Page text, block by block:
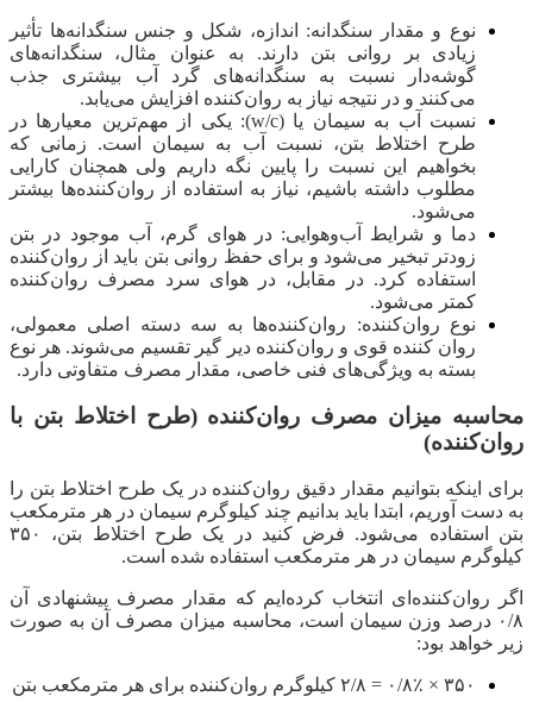
نوع و مقدار سنگدانه: اندازه، شکل و جنس سنگدانه‌ها تأثیر
زیادی بر روانی بتن دارند. به عنوان مثال، سنگدانه‌های
گوشه‌دار نسبت به سنگدانه‌های گرد آب بیشتری جذب
می‌کنند و در نتیجه نیاز به روان‌کننده افزایش می‌یابد.
نسبت آب به سیمان یا (w/c): یکی از مهم‌ترین معیارها در
طرح اختلاط بتن، نسبت آب به سیمان است. زمانی که
بخواهیم این نسبت را پایین نگه داریم ولی همچنان کارایی
مطلوب داشته باشیم، نیاز به استفاده از روان‌کننده‌ها بیشتر
می‌شود.
دما و شرایط آب‌وهوایی: در هوای گرم، آب موجود در بتن
زودتر تبخیر می‌شود و برای حفظ روانی بتن باید از روان‌کننده
استفاده کرد. در مقابل، در هوای سرد مصرف روان‌کننده
کمتر می‌شود.
نوع روان‌کننده: روان‌کننده‌ها به سه دسته اصلی معمولی،
روان کننده قوی و روان‌کننده دیر گیر تقسیم می‌شوند. هر نوع
بسته به ویژگی‌های فنی خاصی، مقدار مصرف متفاوتی دارد.
محاسبه میزان مصرف روان‌کننده (طرح اختلاط بتن با
روان‌کننده)
برای اینکه بتوانیم مقدار دقیق روان‌کننده در یک طرح اختلاط بتن را
به دست آوریم، ابتدا باید بدانیم چند کیلوگرم سیمان در هر مترمکعب
بتن استفاده می‌شود. فرض کنید در یک طرح اختلاط بتن، ۳۵۰
کیلوگرم سیمان در هر مترمکعب استفاده شده است.
اگر روان‌کننده‌ای انتخاب کرده‌ایم که مقدار مصرف پیشنهادی آن
۰/۸ درصد وزن سیمان است، محاسبه میزان مصرف آن به صورت
زیر خواهد بود:
۳۵۰ × ۰/۸٪ = ۲/۸ کیلوگرم روان‌کننده برای هر مترمکعب بتن